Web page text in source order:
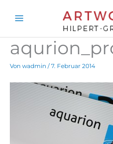
Inhalt
Von wadmin /7. Februar 2014